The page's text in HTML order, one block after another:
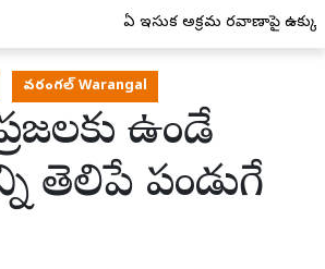
ఏపీ ఇసుక అక్రమ రవాణాపై ఉక్కుపాదం..
వరంగల్ Warangal
ఉండే
తెలిపే పండుగే